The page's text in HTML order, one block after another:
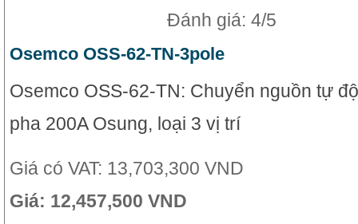
Đánh giá: 4/5
Osemco OSS-62-TN-3pole
Osemco OSS-62-TN: Chuyển nguồn tự
pha 200A Osung, loại 3 vị trí
Giá có VAT: 13,703,300 VND
Giá: 12,457,500 VND